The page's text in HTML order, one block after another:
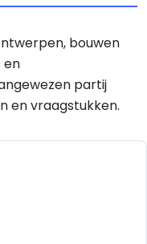
bouwen
en
partij
en vraagstukken.